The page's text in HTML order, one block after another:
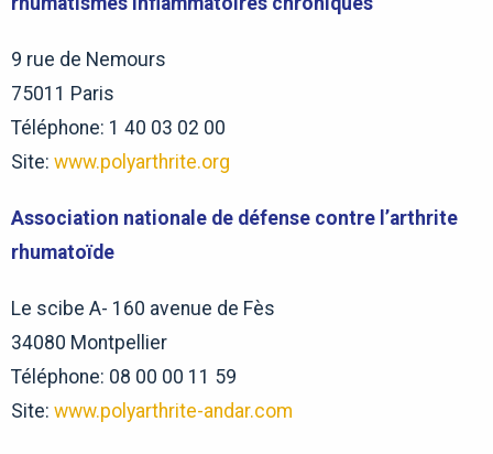
9 rue de Nemours
75011 Paris
Téléphone: 1 40 03 02 00
Site: www.polyarthrite.org
Association nationale de défense contre l’arthrite
rhumatoïde
Le scibe A- 160 avenue de Fès
34080 Montpellier
Téléphone: 08 00 00 11 59
Site: www.polyarthrite-andar.com